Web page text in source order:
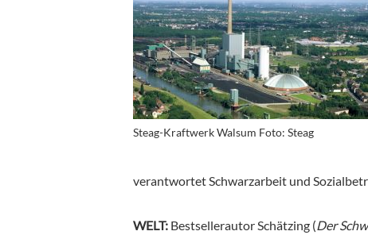
Steag-Kraftwerk Walsum Foto: Steag
verantwortet Schwarzarbeit und
WELT: Bestsellerautor Schätzing (Der